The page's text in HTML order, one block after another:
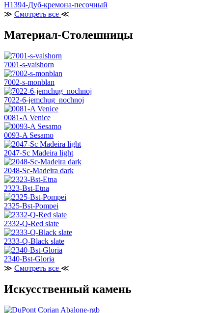
H1394-Дуб-кремона-песочный
≫ Смотреть все ≪
Материал-Столешницы
7001-s-vaishorn
7002-s-monblan
7022-6-jemchug_nochnoj
0081-A Venice
0093-A Sesamo
2047-Sc Madeira light
2048-Sc-Madeira dark
2323-Bst-Etna
2325-Bst-Pompei
2332-Q-Red slate
2333-Q-Black slate
2340-Bst-Gloria
≫ Смотреть все ≪
Искусственный камень